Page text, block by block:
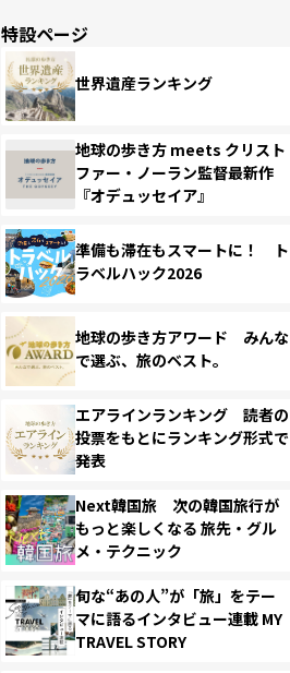
特設ページ
世界遺産ランキング
地球の歩き方 meets クリスト
ファー・ノーラン監督最新作
『オデュッセイア』
準備も滞在もスマートに！ ト
ラベルハック2026
地球の歩き方アワード みんな
で選ぶ、旅のベスト。
エアラインランキング 読者の
投票をもとにランキング形式で
発表
Next韓国旅 次の韓国旅行が
もっと楽しくなる 旅先・グル
メ・テクニック
旬な“あの人”が「旅」をテー
マに語るインタビュー連載 MY
TRAVEL STORY